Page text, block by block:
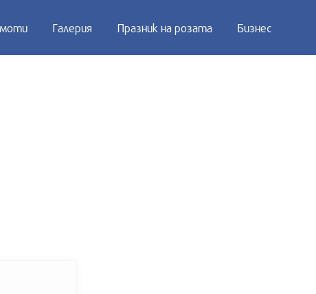
Галерия Празник на розата Бизнес